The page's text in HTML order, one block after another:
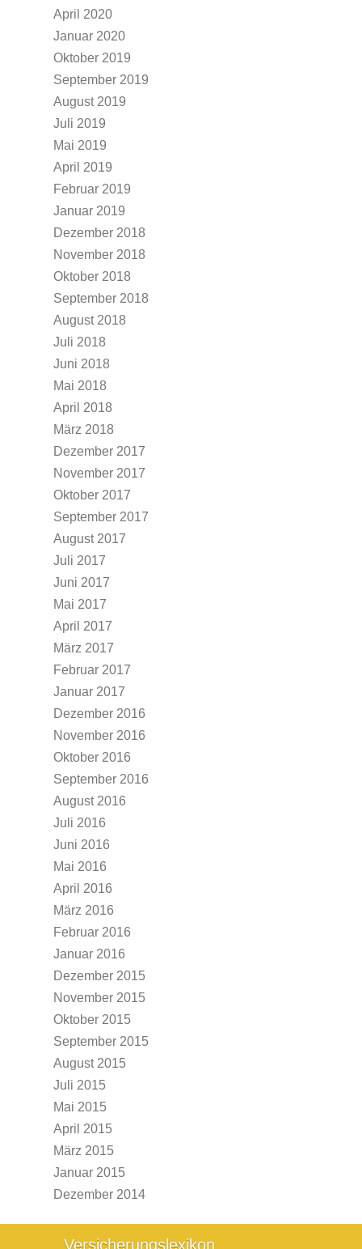
April 2020
Januar 2020
Oktober 2019
September 2019
August 2019
Juli 2019
Mai 2019
April 2019
Februar 2019
Januar 2019
Dezember 2018
November 2018
Oktober 2018
September 2018
August 2018
Juli 2018
Juni 2018
Mai 2018
April 2018
März 2018
Dezember 2017
November 2017
Oktober 2017
September 2017
August 2017
Juli 2017
Juni 2017
Mai 2017
April 2017
März 2017
Februar 2017
Januar 2017
Dezember 2016
November 2016
Oktober 2016
September 2016
August 2016
Juli 2016
Juni 2016
Mai 2016
April 2016
März 2016
Februar 2016
Januar 2016
Dezember 2015
November 2015
Oktober 2015
September 2015
August 2015
Juli 2015
Mai 2015
April 2015
März 2015
Januar 2015
Dezember 2014
Versicherungslexikon